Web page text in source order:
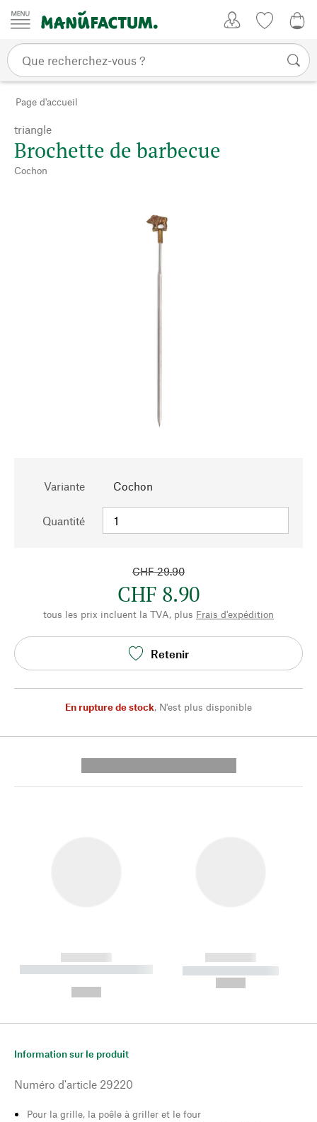
Passer au contenu
Page d'accueil
triangle
Brochette de barbecue
Cochon
Variante Cochon
Quantité
CHF 29.90
CHF 8.90
tous les prix incluent la TVA, plus Frais d'expédition
Retenir
En rupture de stock, N'est plus disponible
------------
----------- ----------- --------
------------
----------- -----------
Information sur le produit
Numéro d'article 29220
Pour la grille, la poêle à griller et le four